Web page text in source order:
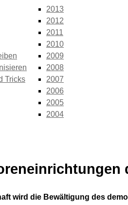
Tricks
2013
2012
2011
2010
2009
2008
2007
2006
2005
2004
wird die Bewältigung des